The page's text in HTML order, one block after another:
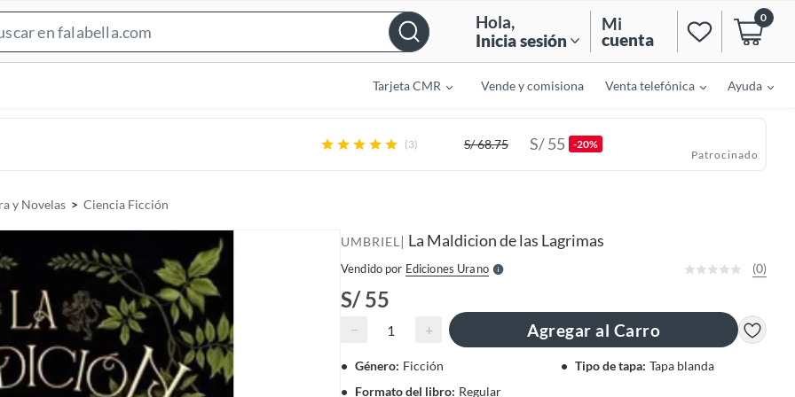
e
Hola,
Inicia sesión
Mi
cuenta
0
Tarjeta CMR Vende y comisiona Venta telefónica Ayuda
(3) S/68.75 S/55 -20%
Patrocinado
y Novelas Ciencia Ficción
UMBRIEL | La Maldicion de las Lagrimas
Vendido por Ediciones UranoS
l
(0)
S/ 55
− + Agregar al Carro
Género: Ficción Tipo de tapa: Tapa blanda
Formato del libro: Regular